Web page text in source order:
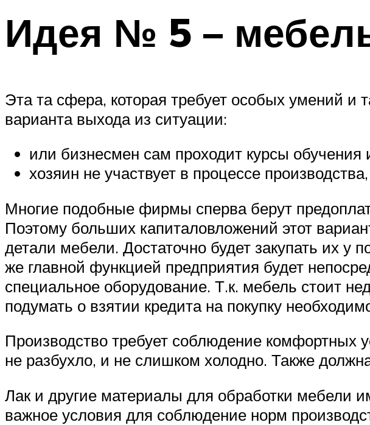
Идея № 5 –
Эта та сфера, которая требует особых умений и
варианта выхода из ситуации:
или бизнесмен сам проходит курсы
хозяин не участвует в процессе
Многие подобные фирмы сперва берут
Поэтому больших капиталовложений этот
детали мебели. Достаточно будет закупать их у
же главной функцией предприятия будет
специальное оборудование. Т.к. мебель стоит
подумать о взятии кредита на покупку
Производство требует соблюдение комфортных
не разбухло, и не слишком холодно. Также
Лак и другие материалы для обработки мебели
важное условия для соблюдение норм